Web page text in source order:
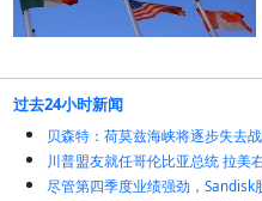
过去24小时新闻
贝森特：荷莫兹海峡将逐步失去
川普盟友就任哥伦比亚总统 拉美
尽管第四季度业绩强劲，Sandisk